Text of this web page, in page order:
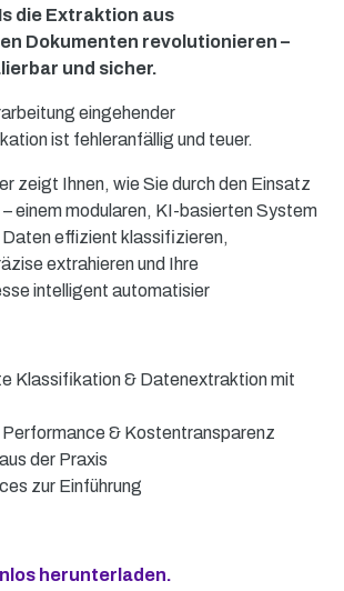
die Extraktion aus
Dokumenten revolutionieren –
und sicher.
eingehender
ist fehleranfällig und teuer.
zeigt Ihnen, wie Sie durch den Einsatz
einem modularen, KI-basierten System
effizient klassifizieren,
extrahieren und Ihre
intelligent automatisier
Klassifikation & Datenextraktion mit
& Kostentransparenz
der Praxis
zur Einführung
herunterladen.